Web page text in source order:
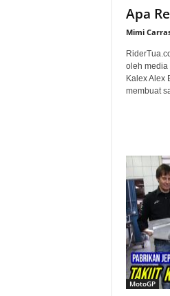
Apa
Mimi
oleh media
Kalex Alex
membuat
MotoGP